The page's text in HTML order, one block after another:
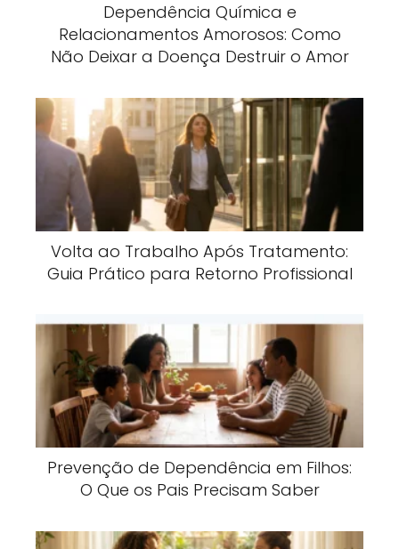
Dependência Química e
Relacionamentos Amorosos: Como
Não Deixar a Doença Destruir o Amor
Volta ao Trabalho Após Tratamento:
Guia Prático para Retorno Profissional
Prevenção de Dependência em Filhos:
O Que os Pais Precisam Saber